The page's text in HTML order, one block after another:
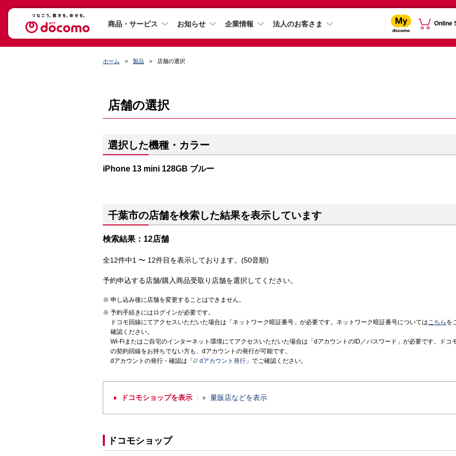
商品・サービス お知らせ 企業情報 法人のお客さま Online
ホーム 製品 店舗の選択
店舗の選択
選択した機種・カラー
iPhone 13 mini 128GB ブルー
千葉市の店舗を検索した結果を表示しています
検索結果：12店舗
全12件中1 〜 12件目を表示しております。(50音順)
予約申込する店舗/購入商品受取り店舗を選択してください。
申し込み後に店舗を変更することはできません。
予約手続きにはログインが必要です。
ドコモ回線にてアクセスいただいた場合は「ネットワーク暗証番号」が必要です。ネットワーク暗証番号についてはこちら を
確認ください。
Wi-Fiまたはご自宅のインターネット環境にてアクセスいただいた場合は「dアカウントのID／パスワード」が必要です。ドコ
の契約回線をお持ちでない方も、dアカウントの発行が可能です。
dアカウントの発行・確認は「
dアカウント発行 」でご確認ください。
ドコモショップを表示 量販店などを表示
ドコモショップ